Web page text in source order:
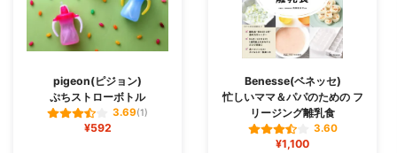
pigeon(ピジョン)
ぷちストローボトル
3.69(1)
¥592
Benesse(ベネッセ)
忙しいママ＆パパのための フ
リージング離乳食
3.60
¥1,100